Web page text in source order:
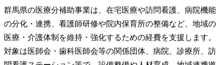
群馬県の医療分補助事業は、在宅医療や訪問看護、病院機能
の分化・連携、看護師研修や院内保育所の整備など、地域の
医療・介護体制を維持・強化するための経費を支援します。
対象は医師会・歯科医師会等の関係団体、病院、診療所、訪